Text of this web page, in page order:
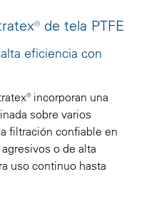
de tela PTFE
eficiencia con
incorporan una
sobre varios
filtración confiable en
o de alta
uso continuo hasta